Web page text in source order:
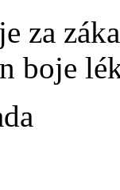
za
boje